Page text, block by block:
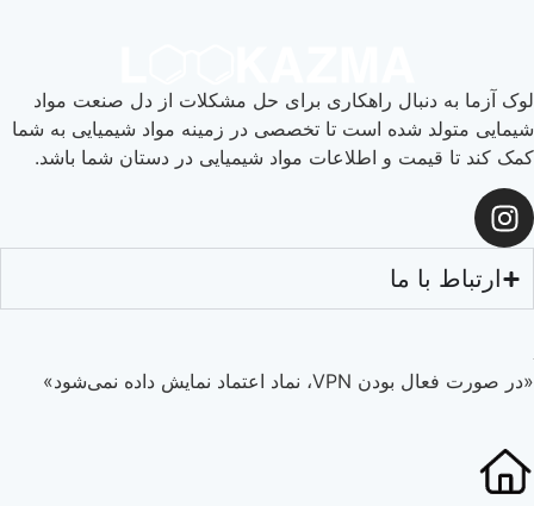
لوک آزما به دنبال راهکاری برای حل مشکلات از دل صنعت مواد
شیمایی متولد شده است تا تخصصی در زمینه مواد شیمیایی به شما
کمک کند تا قیمت و اطلاعات مواد شیمیایی در دستان شما باشد.
ارتباط با ما
«در صورت فعال بودن VPN، نماد اعتماد نمایش داده نمی‌شود»